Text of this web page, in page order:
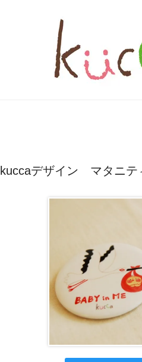
kuccaデザイン マタニテ